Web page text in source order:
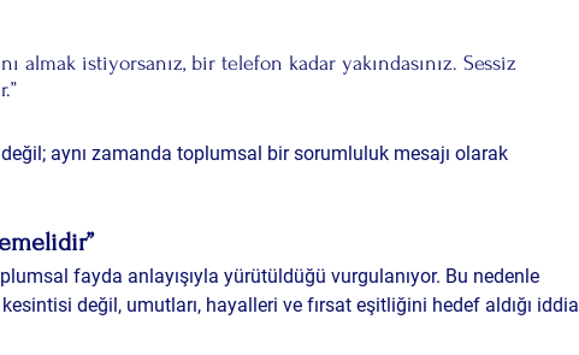
almak istiyorsanız, bir telefon kadar yakındasınız. Sessiz
aynı zamanda toplumsal bir sorumluluk mesajı olarak
fayda anlayışıyla yürütüldüğü vurgulanıyor. Bu nedenle
değil, umutları, hayalleri ve fırsat eşitliğini hedef aldığı iddia